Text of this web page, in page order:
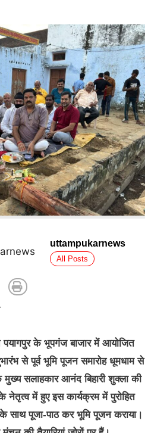
uttampukarnews
All Posts
पयागपुर के भूपगंज बाजार में आयोजित
से पूर्व भूमि पूजन समारोह धूमधाम से
सलाहकार आनंद बिहारी शुक्ला की
में हुए इस कार्यक्रम में पुरोहित
के साथ पूजा-पाठ कर भूमि पूजन कराया।